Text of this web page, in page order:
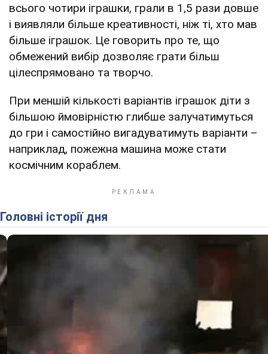
всього чотири іграшки, грали в 1,5 рази довше
і виявляли більше креативності, ніж ті, хто мав
більше іграшок. Це говорить про те, що
обмежений вибір дозволяє грати більш
цілеспрямовано та творчо.
При меншій кількості варіантів іграшок діти з
більшою ймовірністю глибше залучатимуться
до гри і самостійно вигадуватимуть варіанти –
наприклад, пожежна машина може стати
космічним кораблем.
Головні історії дня